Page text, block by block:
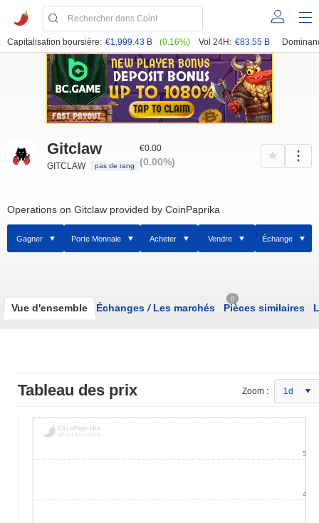
Capitalisation boursière: €1,999.43 B (0.16%) Vol 24H: €83.55 B
Gitclaw
GITCLAW pas de rang
€0.00
(0.00%)
Operations on Gitclaw provided by CoinPaprika
Gagner Porte Monnaie Acheter Vendre Échange
Vue d'ensemble Échanges /Les marchés
0
Pièces similaires
Tableau des prix Zoom : 1d
4
5